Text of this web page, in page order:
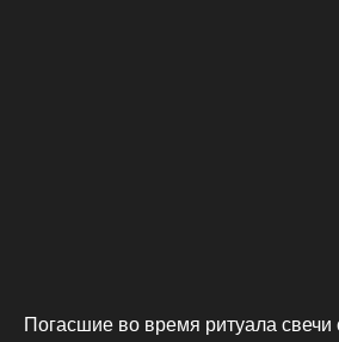
Погасшие во время ритуала свечи